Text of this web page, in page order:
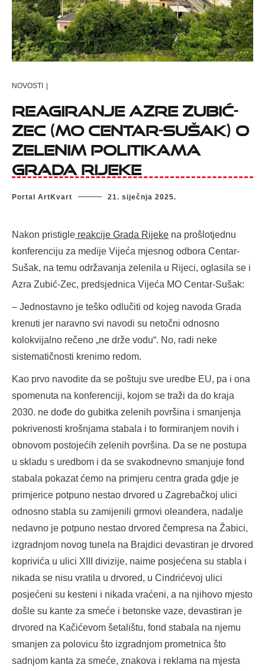
NOVOSTI |
Reagiranje Azre Zubić-
Zec (MO Centar-Sušak) o
zelenim politikama
Grada Rijeke
Portal ArtKvart 21. siječnja 2025.
Nakon pristigle reakcije Grada Rijeke na prošlotjednu
konferenciju za medije Vijeća mjesnog odbora Centar-
Sušak, na temu održavanja zelenila u Rijeci, oglasila se i
Azra Zubić-Zec, predsjednica Vijeća MO Centar-Sušak:
– Jednostavno je teško odlučiti od kojeg navoda Grada
krenuti jer naravno svi navodi su netočni odnosno
kolokvijalno rečeno „ne drže vodu“. No, radi neke
sistematičnosti krenimo redom.
Kao prvo navodite da se poštuju sve uredbe EU, pa i ona
spomenuta na konferenciji, kojom se traži da do kraja
2030. ne dođe do gubitka zelenih površina i smanjenja
pokrivenosti krošnjama stabala i to formiranjem novih i
obnovom postojećih zelenih površina. Da se ne postupa
u skladu s uredbom i da se svakodnevno smanjuje fond
stabala pokazat ćemo na primjeru centra grada gdje je
primjerice potpuno nestao drvored u Zagrebačkoj ulici
odnosno stabla su zamijenili grmovi oleandera, nadalje
nedavno je potpuno nestao drvored čempresa na Žabici,
izgradnjom novog tunela na Brajdici devastiran je drvored
koprivića u ulici XIII divizije, naime posjećena su stabla i
nikada se nisu vratila u drvored, u Cindrićevoj ulici
posjećeni su kesteni i nikada vraćeni, a na njihovo mjesto
došle su kante za smeće i betonske vaze, devastiran je
drvored na Kačićevom šetalištu, fond stabala na njemu
smanjen za polovicu što izgradnjom prometnica što
sadnjom kanta za smeće, znakova i reklama na mjesta